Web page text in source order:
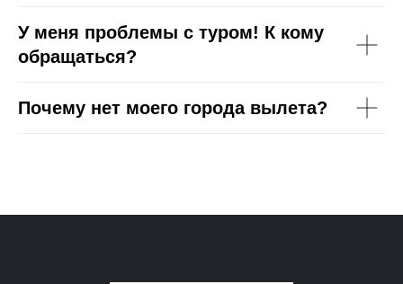
У меня проблемы с туром! К кому
обращаться?
Почему нет моего города вылета?